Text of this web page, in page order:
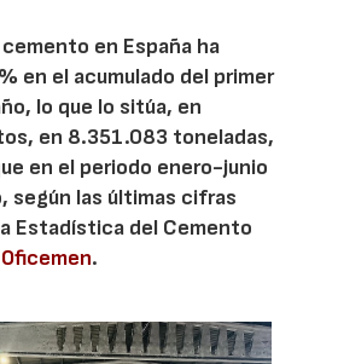
en España ha
en el acumulado del primer
lo que lo sitúa, en
en 8.351.083 toneladas,
en el periodo enero-junio
según las últimas cifras
Estadística del Cemento
Oficemen.